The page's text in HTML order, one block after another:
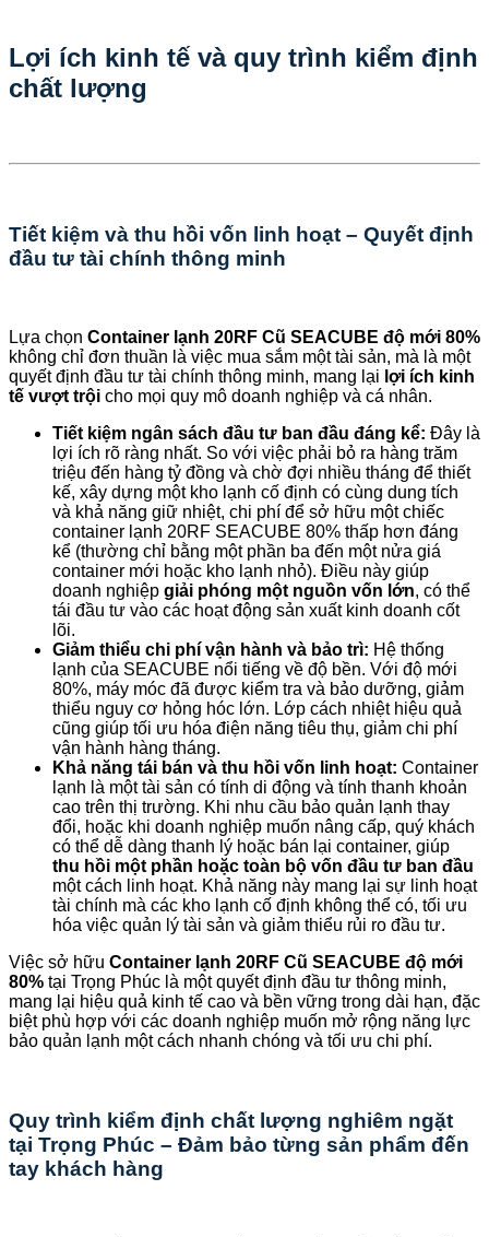
Lợi ích kinh tế và quy trình kiểm định
chất lượng
Tiết kiệm và thu hồi vốn linh hoạt – Quyết định
đầu tư tài chính thông minh
Lựa chọn Container lạnh 20RF Cũ SEACUBE độ mới 80%
không chỉ đơn thuần là việc mua sắm một tài sản, mà là một
quyết định đầu tư tài chính thông minh, mang lại lợi ích kinh
tế vượt trội cho mọi quy mô doanh nghiệp và cá nhân.
Tiết kiệm ngân sách đầu tư ban đầu đáng kể: Đây là
lợi ích rõ ràng nhất. So với việc phải bỏ ra hàng trăm
triệu đến hàng tỷ đồng và chờ đợi nhiều tháng để thiết
kế, xây dựng một kho lạnh cố định có cùng dung tích
và khả năng giữ nhiệt, chi phí để sở hữu một chiếc
container lạnh 20RF SEACUBE 80% thấp hơn đáng
kể (thường chỉ bằng một phần ba đến một nửa giá
container mới hoặc kho lạnh nhỏ). Điều này giúp
doanh nghiệp giải phóng một nguồn vốn lớn, có thể
tái đầu tư vào các hoạt động sản xuất kinh doanh cốt
lõi.
Giảm thiểu chi phí vận hành và bảo trì: Hệ thống
lạnh của SEACUBE nổi tiếng về độ bền. Với độ mới
80%, máy móc đã được kiểm tra và bảo dưỡng, giảm
thiểu nguy cơ hỏng hóc lớn. Lớp cách nhiệt hiệu quả
cũng giúp tối ưu hóa điện năng tiêu thụ, giảm chi phí
vận hành hàng tháng.
Khả năng tái bán và thu hồi vốn linh hoạt: Container
lạnh là một tài sản có tính di động và tính thanh khoản
cao trên thị trường. Khi nhu cầu bảo quản lạnh thay
đổi, hoặc khi doanh nghiệp muốn nâng cấp, quý khách
có thể dễ dàng thanh lý hoặc bán lại container, giúp
thu hồi một phần hoặc toàn bộ vốn đầu tư ban đầu
một cách linh hoạt. Khả năng này mang lại sự linh hoạt
tài chính mà các kho lạnh cố định không thể có, tối ưu
hóa việc quản lý tài sản và giảm thiểu rủi ro đầu tư.
Việc sở hữu Container lạnh 20RF Cũ SEACUBE độ mới
80% tại Trọng Phúc là một quyết định đầu tư thông minh,
mang lại hiệu quả kinh tế cao và bền vững trong dài hạn, đặc
biệt phù hợp với các doanh nghiệp muốn mở rộng năng lực
bảo quản lạnh một cách nhanh chóng và tối ưu chi phí.
Quy trình kiểm định chất lượng nghiêm ngặt
tại Trọng Phúc – Đảm bảo từng sản phẩm đến
tay khách hàng